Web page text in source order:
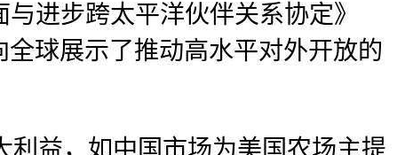
进步跨太平洋伙伴关系协定》
全球展示了推动高水平对外开放的
利益，如中国市场为美国农场主提